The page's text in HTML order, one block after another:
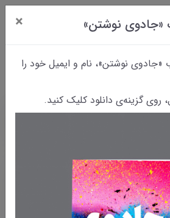
«جادوی نوشتن» ×
«جادوی نوشتن»، نام و ایمیل خود را
روی گزینه‌ی دانلود کلیک کنید.